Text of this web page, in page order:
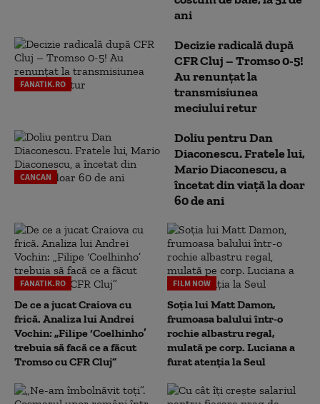
ani
FANATIK.RO
Decizie radicală după
CFR Cluj – Tromso 0-5!
Au renunțat la
transmisiunea
meciului retur
CANCAN
Doliu pentru Dan
Diaconescu. Fratele lui,
Mario Diaconescu, a
încetat din viață la doar
60 de ani
FANATIK.RO
De ce a jucat Craiova cu
frică. Analiza lui Andrei
Vochin: „Filipe ‘Coelhinho’
trebuia să facă ce a făcut
Tromso cu CFR Cluj”
FILM NOW
Soția lui Matt Damon,
frumoasa balului într-o
rochie albastru regal,
mulată pe corp. Luciana a
furat atenția la Seul